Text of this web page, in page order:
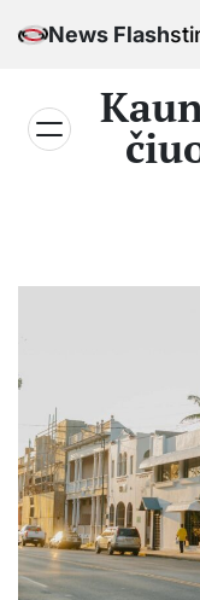
to
News Flash
sostinė: 10